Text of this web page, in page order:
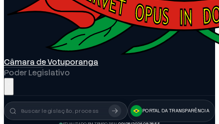
Câmara de Votuporanga
Poder Legislativo
Busca no portal PORTAL DA TRANSPARÊNCIA